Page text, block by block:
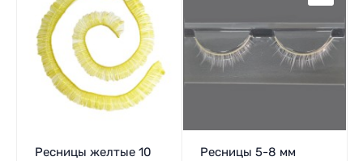
Ресницы желтые 10
Ресницы 5-8 мм